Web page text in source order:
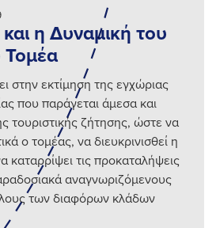
η Δυναμική του
Τομέα
στην εκτίμηση της εγχώριας
που παράγεται άμεσα και
τουριστικής ζήτησης, ώστε να
ο τομέας, να διευκρινισθεί η
καταρρίψει τις προκαταλήψεις
αναγνωριζόμενους
των διαφόρων κλάδων